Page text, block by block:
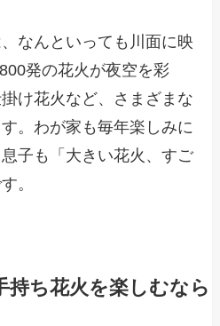
なんといっても川面に映
発の花火が夜空を彩
け花火など、さまざまな
。わが家も毎年楽しみに
子も「大きい花火、すご
。
持ち花火を楽しむなら